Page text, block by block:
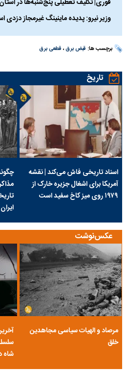
فوری| تکلیف تعطیلی پنج‌شنبه‌ها در
وزیر نیرو: پدیده ماینینگ غیرمجاز دزدی
برچسب ها: قبض برق، قطعی برق
تاریخ
اسناد تاریخی فاش می‌کند | نقشه
آمریکا برای اشغال جزیره خارک از
۱۹۷۹ روی میز کاخ سفید است
عکس‌نوشت
مرصاد و الهیات سیاسی مجاهدین
خلق
شاه